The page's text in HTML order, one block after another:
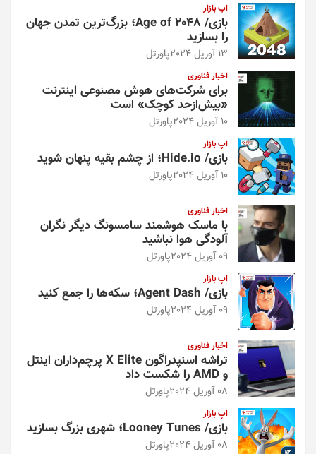
اپ بازار
بازی/ Age of 2048؛ بزرگ‌ترین تمدن جهان
را بسازید
13 آوریل 2024 پاورتل
اخبار فناوری
برای شرکت‌های هوش مصنوعی اینترنت
«بیش‌از‌حد کوچک» است
10 آوریل 2024 پاورتل
اپ بازار
بازی/ Hide.io؛ از چشم بقیه پنهان شوید
10 آوریل 2024 پاورتل
اخبار فناوری
با ماسک هوشمند سامسونگ دیگر نگران
آلودگی هوا نباشید
09 آوریل 2024 پاورتل
اپ بازار
بازی/ Agent Dash؛ سکه‌ها را جمع کنید
09 آوریل 2024 پاورتل
اخبار فناوری
تراشه اسنپدراگون X Elite پرچم‌داران اینتل
و AMD را شکست داد
08 آوریل 2024 پاورتل
اپ بازار
بازی/ Looney Tunes؛ شهری بزرگ بسازید
08 آوریل 2024 پاورتل